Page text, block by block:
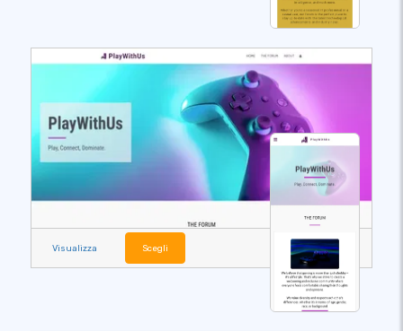
Visualizza Scegli